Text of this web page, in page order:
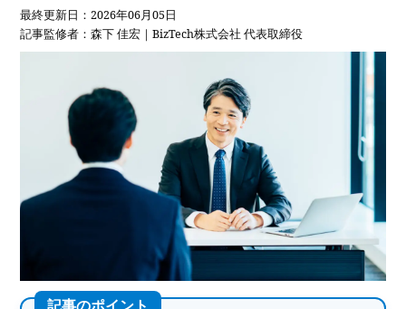
最終更新日：2026年06月05日
記事監修者：森下 佳宏｜BizTech株式会社 代表取締役